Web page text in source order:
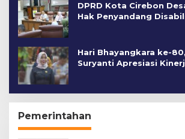
DPRD Kota Cirebon
Hak Penyandang
Hari Bhayangkara ke-
Suryanti Apresiasi
Pemerintahan